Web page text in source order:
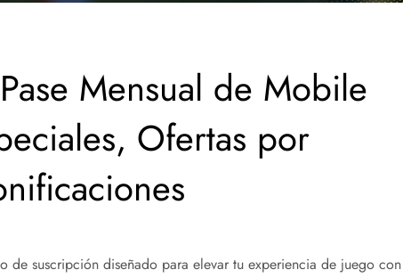
Mensual de Mobile
Ofertas por
de suscripción diseñado para elevar tu experiencia de juego con